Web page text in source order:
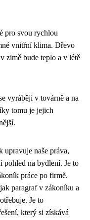
pro svou rychlou
vnitřní klima. Dřevo
zimě bude teplo a v létě
vyrábějí v továrně a na
tomu je jejich
upravuje naše práva,
pohled na bydlení. Je to
práce po firmě.
paragraf v zákoníku a
Je to
který si získává